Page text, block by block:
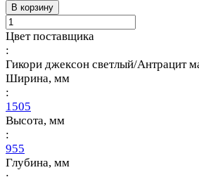
В корзину
Цвет поставщика
:
Гикори джексон светлый/Антрацит
Ширина, мм
:
1505
Высота, мм
:
955
Глубина, мм